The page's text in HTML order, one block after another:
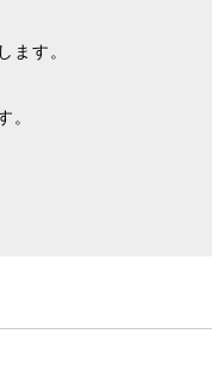
ます。
。